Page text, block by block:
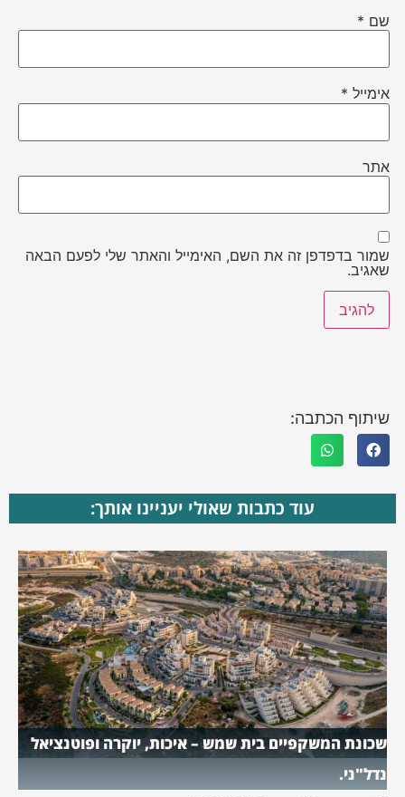
שם *
אימייל *
אתר
שמור בדפדפן זה את השם, האימייל והאתר שלי לפעם הבאה
שאגיב.
שיתוף הכתבה:
עוד כתבות שאולי יעניינו אותך:
שכונת המשקפיים בית שמש – איכות, יוקרה ופוטנציאל
נדל"ני.